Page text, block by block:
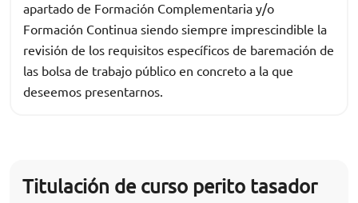
apartado de Formación Complementaria y/o
Formación Continua siendo siempre imprescindible la
revisión de los requisitos específicos de baremación de
las bolsa de trabajo público en concreto a la que
deseemos presentarnos.
Titulación de curso perito tasador